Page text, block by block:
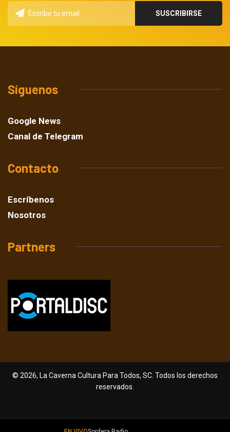
Síguenos
Google News
Canal de Telegram
Contacto
Escríbenos
Nosotros
Partners
© 2026, La Caverna Cultura Para Todos, SC. Todos los derechos
reservados.